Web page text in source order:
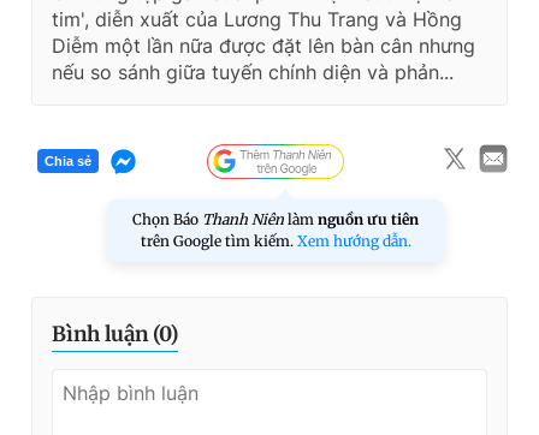
tim', diễn xuất của Lương Thu Trang và Hồng
Diễm một lần nữa được đặt lên bàn cân nhưng
nếu so sánh giữa tuyến chính diện và phản...
Chia sẻ
Chọn Báo Thanh Niên làm nguồn ưu tiên
trên Google tìm kiếm. Xem hướng dẫn.
Bình luận (0)